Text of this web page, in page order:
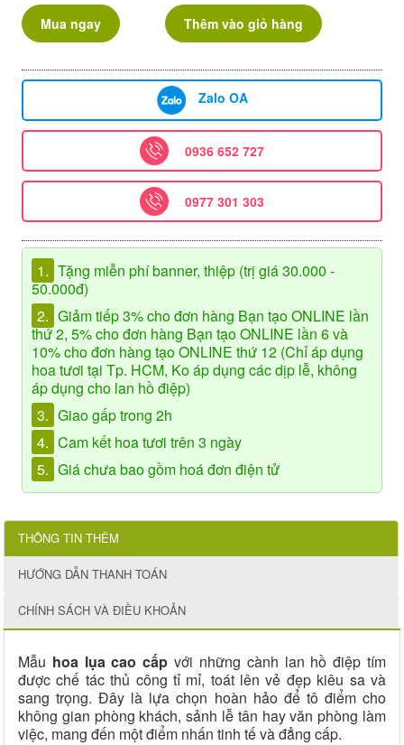
Mua ngay Thêm vào giỏ hàng
Zalo OA
0936 652 727
0977 301 303
1. Tặng miễn phí banner, thiệp (trị giá 30.000 -
50.000đ)
2. Giảm tiếp 3% cho đơn hàng Bạn tạo ONLINE lần
thứ 2, 5% cho đơn hàng Bạn tạo ONLINE lần 6 và
10% cho đơn hàng tạo ONLINE thứ 12 (Chỉ áp dụng
hoa tươi tại Tp. HCM, Ko áp dụng các dịp lễ, không
áp dụng cho lan hồ điệp)
3. Giao gấp trong 2h
4. Cam kết hoa tươi trên 3 ngày
5. Giá chưa bao gồm hoá đơn điện tử
THÔNG TIN THÊM
HƯỚNG DẪN THANH TOÁN
CHÍNH SÁCH VÀ ĐIỀU KHOẢN
Mẫu hoa lụa cao cấpvới những cành lan hồ điệp tím
được chế tác thủ công tỉ mỉ, toát lên vẻ đẹp kiêu sa và
sang trọng. Đây là lựa chọn hoàn hảo để tô điểm cho
không gian phòng khách, sảnh lễ tân hay văn phòng làm
việc, mang đến một điểm nhấn tinh tế và đẳng cấp.